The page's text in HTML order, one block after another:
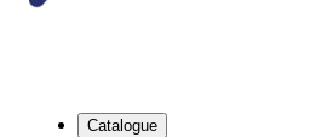
Catalogue